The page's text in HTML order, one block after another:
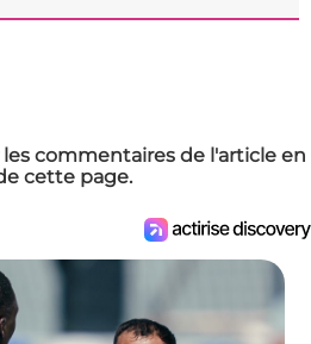
commentaires de l'article en
cette page.